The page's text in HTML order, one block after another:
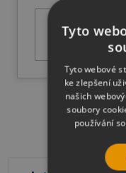
Zkuste si
Tyto
Tyto webové
ke zlepšení
našich
soubory
používání